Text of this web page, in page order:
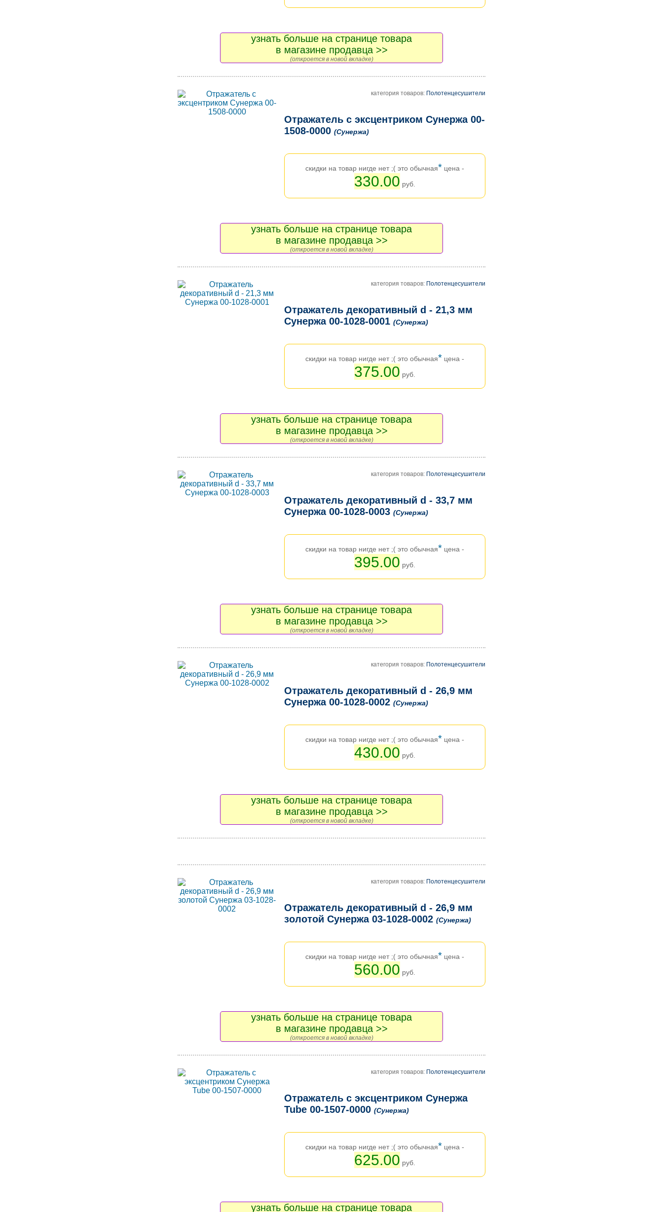
узнать больше на странице товара
в магазине продавца >>
(откроется в новой вкладке)
категория товаров: Полотенцесушители
Отражатель с эксцентриком Сунержа 00-
1508-0000 (Сунержа)
скидки на товар нигде нет ;( это обычная* цена -
330.00 руб.
узнать больше на странице товара
в магазине продавца >>
(откроется в новой вкладке)
категория товаров: Полотенцесушители
Отражатель декоративный d - 21,3 мм
Сунержа 00-1028-0001 (Сунержа)
скидки на товар нигде нет ;( это обычная* цена -
375.00 руб.
узнать больше на странице товара
в магазине продавца >>
(откроется в новой вкладке)
категория товаров: Полотенцесушители
Отражатель декоративный d - 33,7 мм
Сунержа 00-1028-0003 (Сунержа)
скидки на товар нигде нет ;( это обычная* цена -
395.00 руб.
узнать больше на странице товара
в магазине продавца >>
(откроется в новой вкладке)
категория товаров: Полотенцесушители
Отражатель декоративный d - 26,9 мм
Сунержа 00-1028-0002 (Сунержа)
скидки на товар нигде нет ;( это обычная* цена -
430.00 руб.
узнать больше на странице товара
в магазине продавца >>
(откроется в новой вкладке)
категория товаров: Полотенцесушители
Отражатель декоративный d - 26,9 мм
золотой Сунержа 03-1028-0002 (Сунержа)
скидки на товар нигде нет ;( это обычная* цена -
560.00 руб.
узнать больше на странице товара
в магазине продавца >>
(откроется в новой вкладке)
категория товаров: Полотенцесушители
Отражатель с эксцентриком Сунержа
Tube 00-1507-0000 (Сунержа)
скидки на товар нигде нет ;( это обычная* цена -
625.00 руб.
узнать больше на странице товара